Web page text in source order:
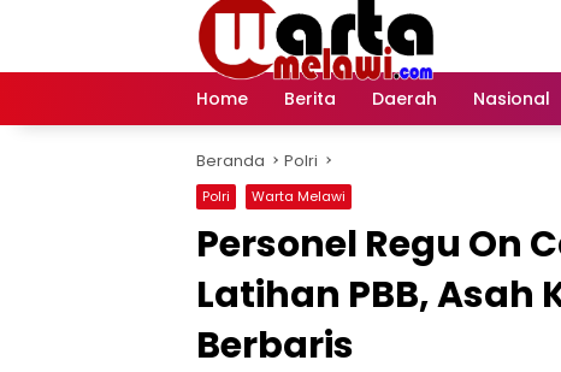
Home Berita Daerah Nasional
Beranda Polri
Polri Warta Melawi
Personel Regu On
Latihan PBB,
Berbaris